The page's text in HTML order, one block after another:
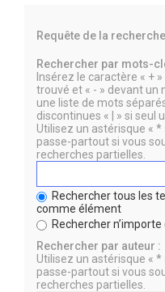
Requête de la recherche
Rechercher par mots-
Insérez le caractère « +
trouvé et « - » devant un
une liste de mots
discontinues « | » si seul
Utilisez un astérisque «
passe-partout si vous
recherches partielles.
Rechercher tous les
comme élément
Rechercher
Rechercher par auteur :
Utilisez un astérisque «
passe-partout si vous
recherches partielles.